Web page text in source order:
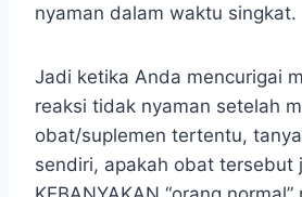
nyaman dalam waktu singkat.
Jadi ketika Anda mencurigai
reaksi tidak nyaman setelah
obat/suplemen tertentu,
sendiri, apakah obat tersebut